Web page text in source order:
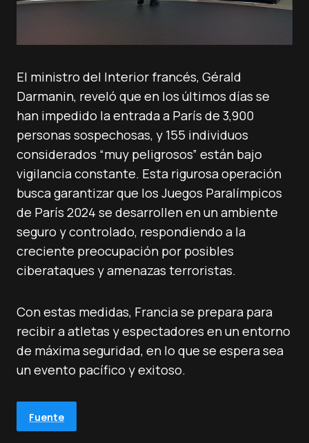
El ministro del Interior francés, Gérald
Darmanin, reveló que en los últimos días se
han impedido la entrada a París de 3,900
personas sospechosas, y 155 individuos
considerados “muy peligrosos” están bajo
vigilancia constante. Esta rigurosa operación
busca garantizar que los Juegos Paralímpicos
de París 2024 se desarrollen en un ambiente
seguro y controlado, respondiendo a la
creciente preocupación por posibles
ciberataques y amenazas terroristas.
Con estas medidas, Francia se prepara para
recibir a atletas y espectadores en un entorno
de máxima seguridad, en lo que se espera sea
un evento pacífico y exitoso.
Fuente